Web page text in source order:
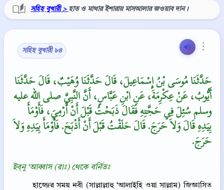
সহিহ বুখারী > হাত ও মাথার ইশারায় মাসআলার জওয়াব দান।
⋮
সহিহ বুখারী ৮৪
حَدَّثَنَا مُوسَى بْنُ إِسْمَاعِيلَ، قَالَ حَدَّثَنَا وُهَيْبٌ، قَالَ حَدَّثَنَا
أَيُّوبُ، عَنْ عِكْرِمَةَ، عَنِ ابْنِ عَبَّاسٍ، أَنَّ النَّبِيَّ صلى الله عليه
وسلم سُئِلَ فِي حَجَّتِهِ فَقَالَ ذَبَحْتُ قَبْلَ أَنْ أَرْمِيَ، فَأَوْمَأَ
بِيَدِهِ قَالَ وَلاَ حَرَجَ‏.‏ قَالَ حَلَقْتُ قَبْلَ أَنْ أَذْبَحَ‏.‏ فَأَوْمَأَ بِيَدِهِ وَلاَ
حَرَجَ‏.‏
ইব্‌নু ‘আব্বাস (রাঃ) থেকে বর্নিতঃ
হাজ্জের সময় নবী (সাল্লাল্লাহু ‘আলাইহি ওয়া সাল্লাম) জিজ্ঞাসিত